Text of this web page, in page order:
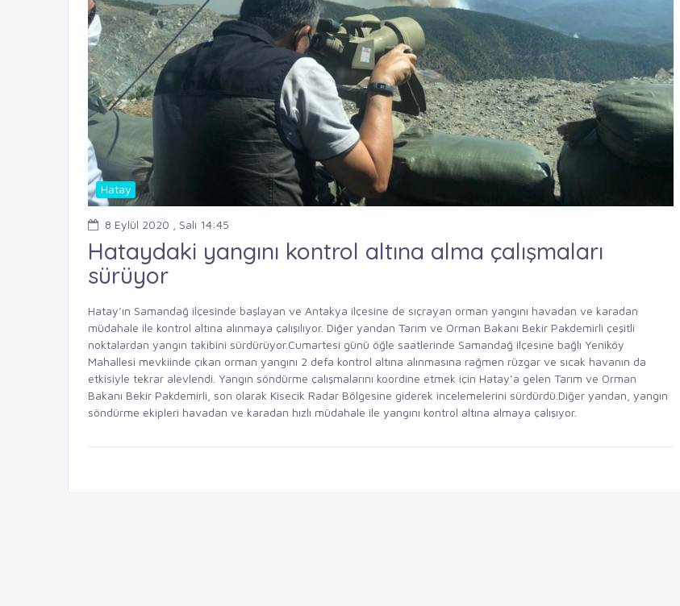
Hatay
8 Eylül 2020 , Salı 14:45
Hataydaki yangını kontrol altına alma çalışmaları
sürüyor
Hatay’ın Samandağ ilçesinde başlayan ve Antakya ilçesine de sıçrayan orman yangını havadan ve karadan
müdahale ile kontrol altına alınmaya çalışılıyor. Diğer yandan Tarım ve Orman Bakanı Bekir Pakdemirli çeşitli
noktalardan yangın takibini sürdürüyor.Cumartesi günü öğle saatlerinde Samandağ ilçesine bağlı Yeniköy
Mahallesi mevkiinde çıkan orman yangını 2 defa kontrol altına alınmasına rağmen rüzgar ve sıcak havanın da
etkisiyle tekrar alevlendi. Yangın söndürme çalışmalarını koordine etmek için Hatay’a gelen Tarım ve Orman
Bakanı Bekir Pakdemirli, son olarak Kisecik Radar Bölgesine giderek incelemelerini sürdürdü.Diğer yandan, yangın
söndürme ekipleri havadan ve karadan hızlı müdahale ile yangını kontrol altına almaya çalışıyor.